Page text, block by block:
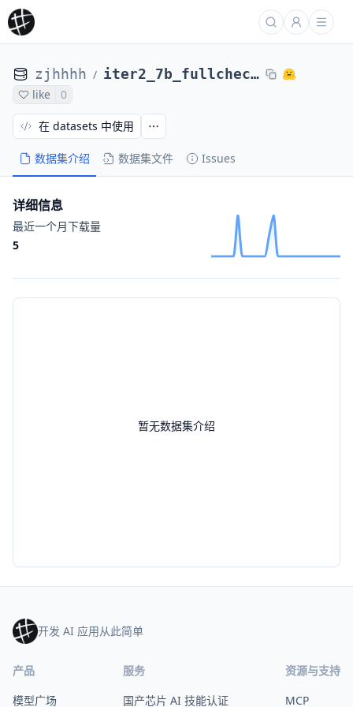
zjhhhh / iter2_7b_fullcheck_gap_0.17_scores_base_50
like 0
数据集介绍 数据集文件 Issues
在 datasets 中使用
暂无数据集介绍
详细信息
最近一个月下载量
5
开发 AI 应用从此简单
产品
模型广场
服务
国产芯片 AI 技能认证
资源与支持
MCP